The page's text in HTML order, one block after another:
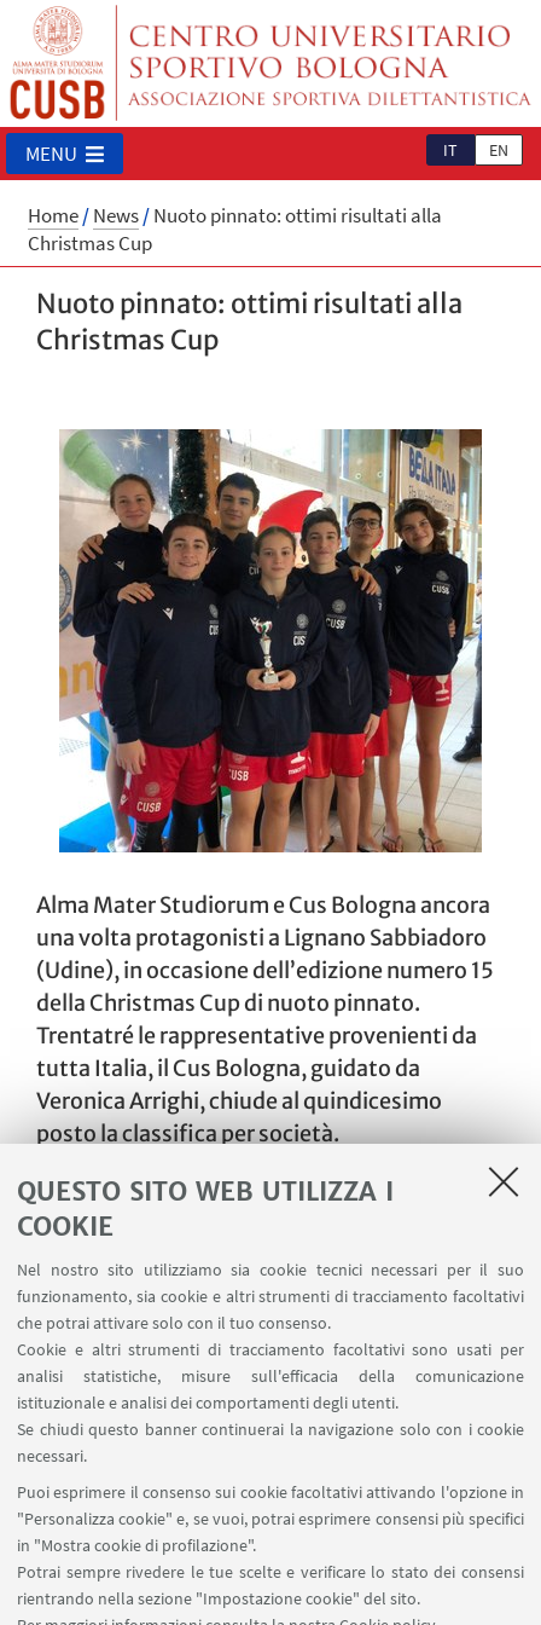
QUESTO SITO WEB UTILIZZA I
COOKIE
Nel nostro sito utilizziamo sia cookie tecnici necessari per il suo
funzionamento, sia cookie e altri strumenti di tracciamento facoltativi
che potrai attivare solo con il tuo consenso.
Cookie e altri strumenti di tracciamento facoltativi sono usati per
analisi statistiche, misure sull'efficacia della comunicazione
istituzionale e analisi dei comportamenti degli utenti.
Se chiudi questo banner continuerai la navigazione solo con i cookie
necessari.
Puoi esprimere il consenso sui cookie facoltativi attivando l'opzione in
"Personalizza cookie" e, se vuoi, potrai esprimere consensi più specifici
in "Mostra cookie di profilazione".
Potrai sempre rivedere le tue scelte e verificare lo stato dei consensi
rientrando nella sezione "Impostazione cookie" del sito.
IT EN
MENU
Home/News/Nuoto pinnato: ottimi risultati alla
Christmas Cup
Nuoto pinnato: ottimi risultati alla
Christmas Cup
Alma Mater Studiorum e Cus Bologna ancora
una volta protagonisti a Lignano Sabbiadoro
(Udine), in occasione dell’edizione numero 15
della Christmas Cup di nuoto pinnato.
Trentatré le rappresentative provenienti da
tutta Italia, il Cus Bologna, guidato da
Veronica Arrighi, chiude al quindicesimo
posto la classifica per società.
conquista un oro nei 200 mono cmas assoluti e
due argenti nei 100 e nei 50 mono cmas assoluti.
Quarto posto con un po’ di rimpianto perSimone
Ravagli,che accarezza il sogno di salire sul podo
nei 200 mono cmas assoluti. Non ottengono
medaglie, ma danno il massimo contribuendo così
alla classifica finale, tutti gli altri ragazzi
dell’Università di Bologna ovveroAlessandro
Leone, Silvia Gualandi, Damiano Palleschi,
Marialaura GrassoeCaterina Andreoli.